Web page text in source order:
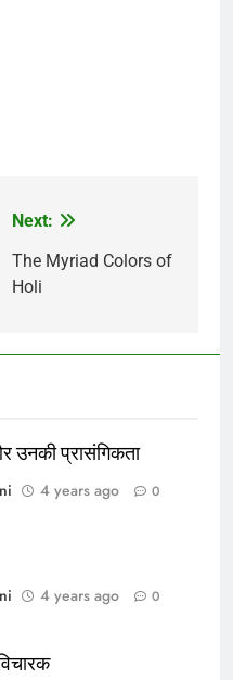
Next:
The Myriad Colors of
Holi
उनकी प्रासंगिकता
4 years ago 0
4 years ago 0